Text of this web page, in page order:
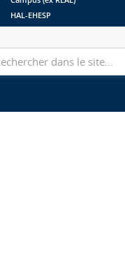
HAL-EHESP
Suivez les